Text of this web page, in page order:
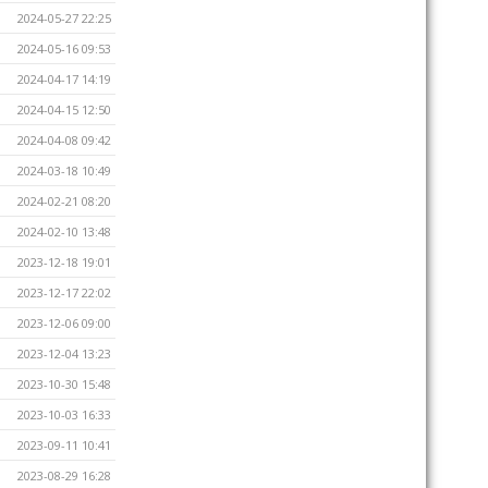
2024-05-27 22:25
2024-05-16 09:53
2024-04-17 14:19
2024-04-15 12:50
2024-04-08 09:42
2024-03-18 10:49
2024-02-21 08:20
2024-02-10 13:48
2023-12-18 19:01
2023-12-17 22:02
2023-12-06 09:00
2023-12-04 13:23
2023-10-30 15:48
2023-10-03 16:33
2023-09-11 10:41
2023-08-29 16:28